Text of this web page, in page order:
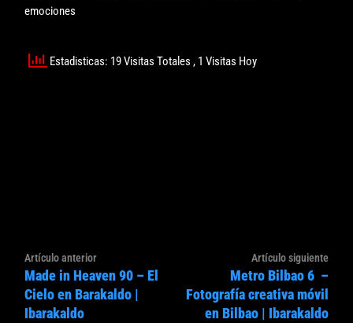
emociones
Estadisticas: 19 Visitas Totales, 1 Visitas Hoy
Navegación
de
entradas
Artículo anteriorArtículo
anterior:
Made in Heaven 90 – El
Cielo en Barakaldo |
Ibarakaldo
Artículo siguiente
Metro Bilbao 6 –
Fotografía creativa móvil
en Bilbao | Ibarakaldo